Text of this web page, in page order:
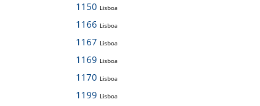
1150 Lisboa
1166 Lisboa
1167 Lisboa
1169 Lisboa
1170 Lisboa
1199 Lisboa